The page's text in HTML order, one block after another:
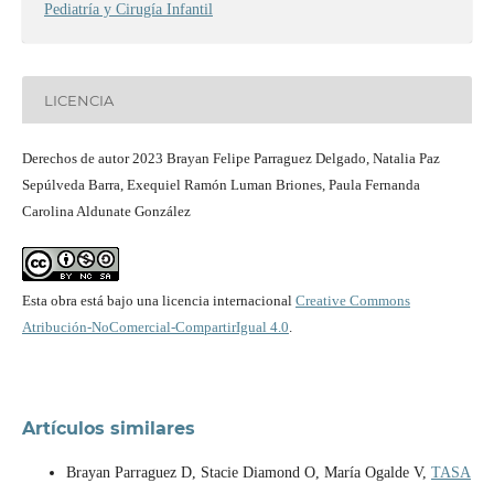
Pediatría y Cirugía Infantil
LICENCIA
Derechos de autor 2023 Brayan Felipe Parraguez Delgado, Natalia Paz
Sepúlveda Barra, Exequiel Ramón Luman Briones, Paula Fernanda
Carolina Aldunate González
Esta obra está bajo una licencia internacional Creative Commons
Atribución-NoComercial-CompartirIgual 4.0.
Artículos similares
Brayan Parraguez D, Stacie Diamond O, María Ogalde V, TASA